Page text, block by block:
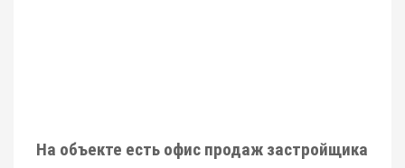
На объекте есть офис продаж застройщика